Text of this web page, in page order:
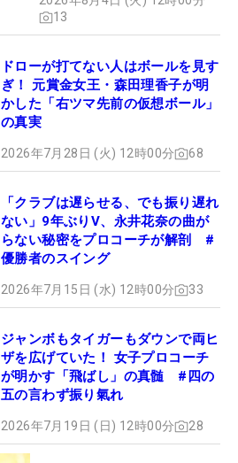
13
ドローが打てない人はボールを見す
ぎ！ 元賞金女王・森田理香子が明
かした「右ツマ先前の仮想ボール」
の真実
2026年7月28日 (火) 12時00分 68
「クラブは遅らせる、でも振り遅れ
ない」9年ぶりV、永井花奈の曲が
らない秘密をプロコーチが解剖 #
優勝者のスイング
2026年7月15日 (水) 12時00分 33
ジャンボもタイガーもダウンで両ヒ
ザを広げていた！ 女子プロコーチ
が明かす「飛ばし」の真髄 #四の
五の言わず振り氣れ
2026年7月19日 (日) 12時00分 28